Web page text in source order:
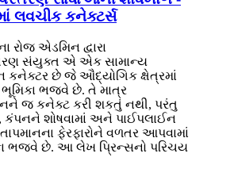
લવચીક કનેક્ટર્સ
રોજ એડમિન દ્વારા
સંયુક્ત એ એક સામાન્ય
કનેક્ટર છે જે ઔદ્યોગિક ક્ષેત્રમાં
ભૂમિકા ભજવે છે. તે માત્ર
જ કનેક્ટ કરી શકતું નથી, પરંતુ
કંપનને શોષવામાં અને પાઈપલાઈન
ફેરફારોને વળતર આપવામાં
ભજવે છે. આ લેખ પ્રિન્સનો પરિચય